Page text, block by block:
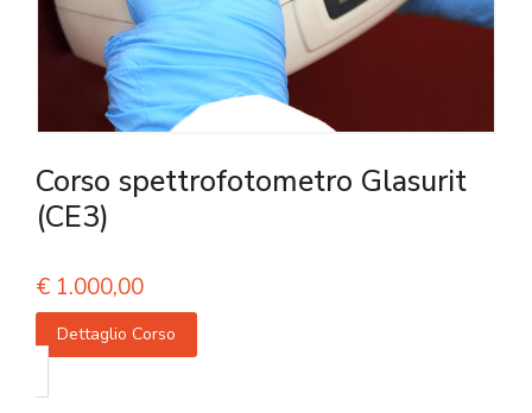
Corso spettrofotometro Glasurit
(CE3)
€ 1.000,00
Dettaglio Corso